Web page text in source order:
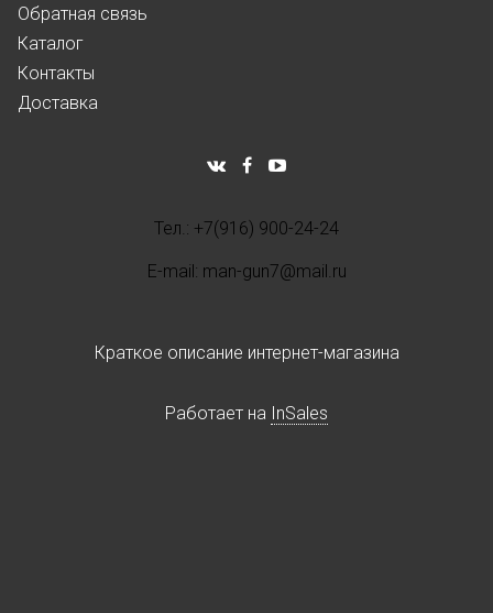
Обратная связь
Каталог
Контакты
Доставка
Тел.: +7(916) 900-24-24
E-mail: man-gun7@mail.ru
Краткое описание интернет-магазина
Работает на InSales